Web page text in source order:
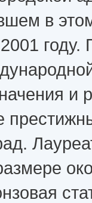
в
году.
и